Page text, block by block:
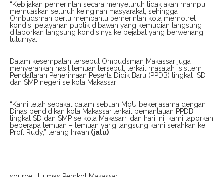
“Kebijakan pemerintah secara menyeluruh tidak akan mampu
memuaskan seluruh keinginan masyarakat, sehingga
Ombudsman perlu membantu pemerintah kota memotret
kondisi pelayanan publik dibawah yang kemudian langsung
dilaporkan langsung kondisinya ke pejabat yang berwenang,”
tuturnya.
Dalam kesempatan tersebut Ombudsman Makassar juga
menyerahkan hasil temuan tersebut, terkait masalah sisttem
Pendaftaran Penerimaan Peserta Didik Baru (PPDB) tingkat SD
dan SMP negeri se kota Makassar
“Kami telah sepakat dalam sebuah MoU bekerjasama dengan
Dinas pendidikan kota Makassar terkait pemantauan PPDB
tingkat SD dan SMP se kota Makasarr, dan hari ini
kami laporkan
beberapa temuan – temuan yang langsung kami serahkan ke
Prof. Rudy,” terang Ihwan.(jalu)